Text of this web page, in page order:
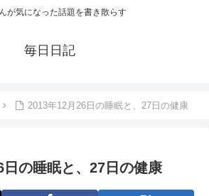
が気になった話題を書き散らす
毎日日記
2013年12月26日の睡眠と、27日の健康
の睡眠と、27日の健康